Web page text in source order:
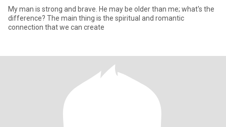
My man is strong and brave. He may be older than me; what's the
difference? The main thing is the spiritual and romantic
connection that we can create